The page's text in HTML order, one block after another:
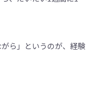
ら」というのが、経験